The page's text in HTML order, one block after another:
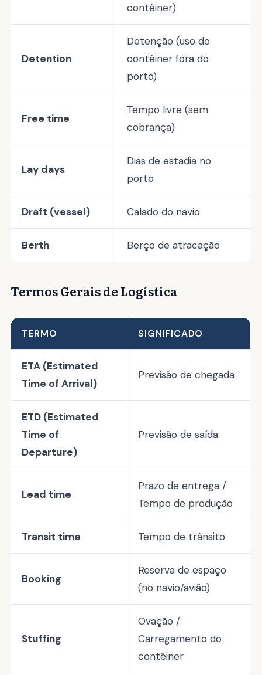
contêiner)
Detention
Detenção (uso do
contêiner fora do
porto)
Free time
Tempo livre (sem
cobrança)
Lay days
Dias de estadia no
porto
Draft (vessel) Calado do navio
Berth Berço de atracação
Termos Gerais de Logística
TERMO SIGNIFICADO
ETA (Estimated
Time of Arrival)
Previsão de chegada
ETD (Estimated
Time of
Departure)
Previsão de saída
Lead time
Prazo de entrega /
Tempo de produção
Transit time Tempo de trânsito
Booking
Reserva de espaço
(no navio/avião)
Stuffing
Ovação /
Carregamento do
contêiner